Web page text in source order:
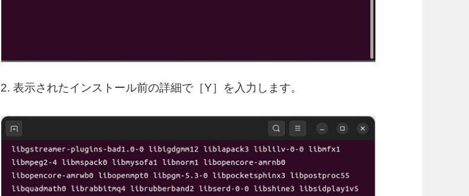
2. 表示されたインストール前の詳細で［Y］を入力します。